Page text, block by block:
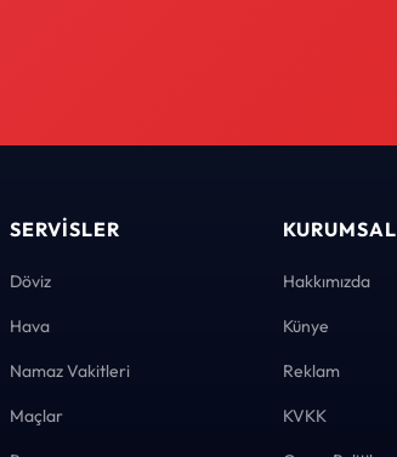
SERVISLER
Döviz
Hava
Namaz Vakitleri
Maçlar
KURUMSAL
Hakkımızda
Künye
Reklam
KVKK